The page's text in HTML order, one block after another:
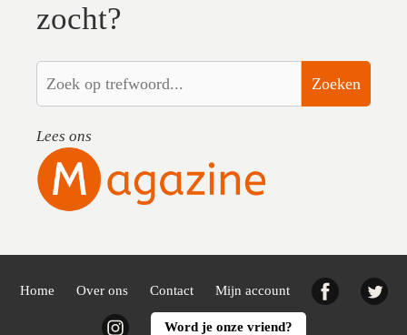
zocht?
Zoeken
Lees ons
Home Over ons Contact Mijn account Facebook
InstagramWord je onze vriend?